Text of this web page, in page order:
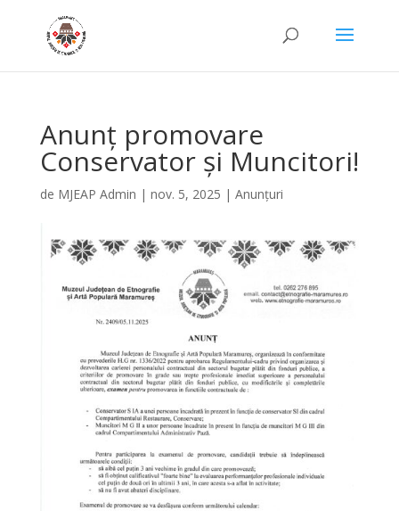
Anunț promovare
Conservator și Muncitori!
de MJEAP Admin | nov. 5, 2025 | Anunțuri